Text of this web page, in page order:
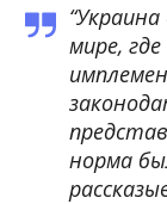
мире,
норма